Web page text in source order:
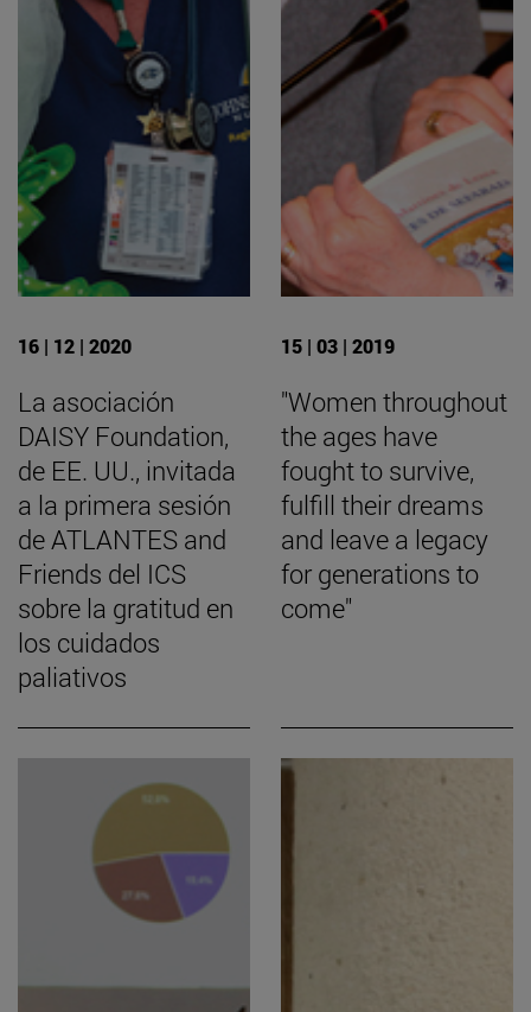
16 | 12 | 2020
La asociación
DAISY Foundation,
de EE. UU., invitada
a la primera sesión
de ATLANTES and
Friends del ICS
sobre la gratitud en
los cuidados
paliativos
15 | 03 | 2019
"Women throughout
the ages have
fought to survive,
fulfill their dreams
and leave a legacy
for generations to
come"